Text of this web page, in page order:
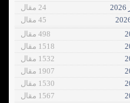
24 مقال
45 مقال
498 مقال
1518 مقال
1532 مقال
1907 مقال
1530 مقال
1567 مقال